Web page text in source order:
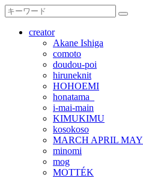
creator
Akane Ishiga
comoto
doudou-poi
hiruneknit
HOHOEMI
honatama_
i-mai-main
KIMUKIMU
kosokoso
MARCH APRIL MAY
minomi
mog
MOTTÉK